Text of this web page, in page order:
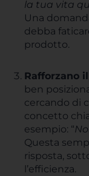
la tua vita
Una
debba
prodotto.
Rafforzano
ben
cercando di
concetto
esempio: “
Questa
risposta,
l’efficienza.